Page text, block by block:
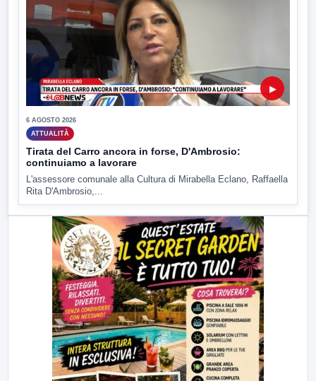
▶
6 AGOSTO 2026
ATTUALITÀ
Tirata del Carro ancora in forse, D'Ambrosio:
continuiamo a lavorare
L'assessore comunale alla Cultura di Mirabella Eclano, Raffaella
Rita D'Ambrosio,...